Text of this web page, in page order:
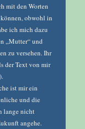
mit den Worten
obwohl in
ich mich dazu
„Mutter“ und
zu versehen. Ihr
der Text von mir
ist mir ein
und die
lange nicht
angehe.